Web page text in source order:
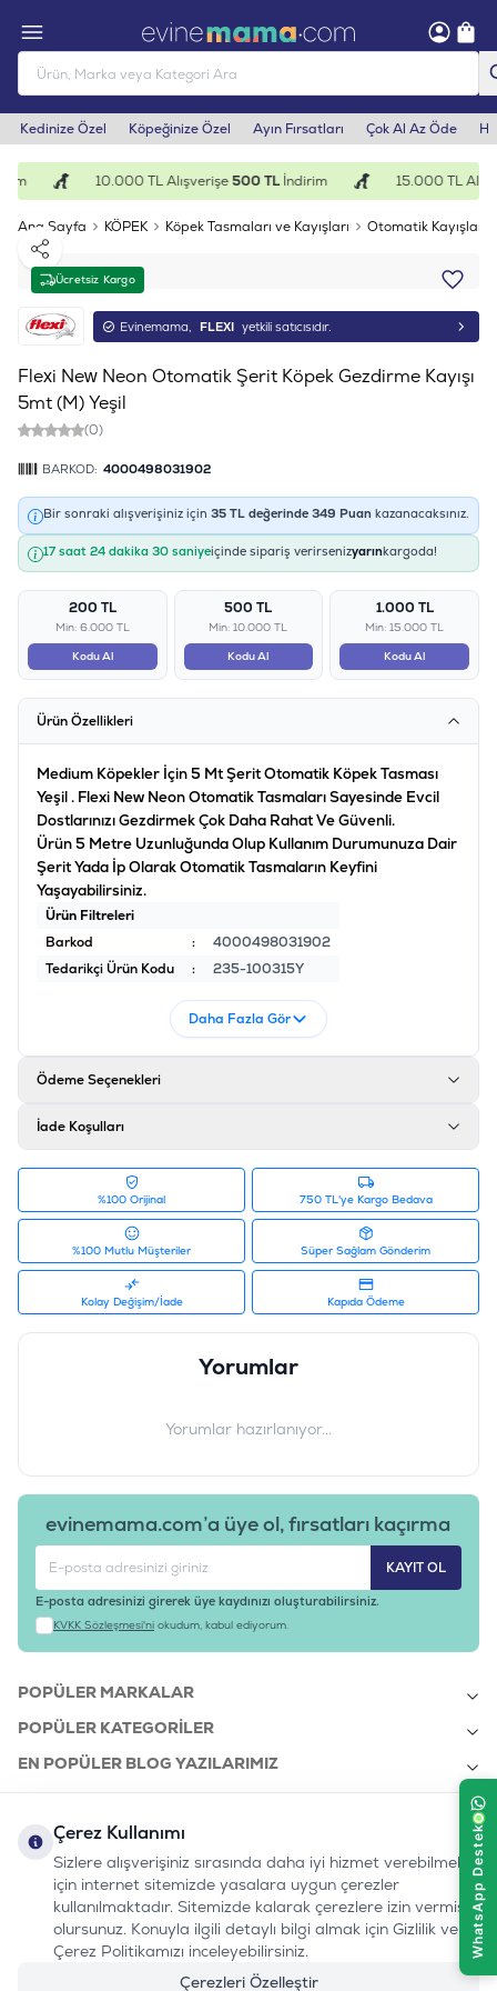
Kedinize Özel Köpeğinize Özel Ayın Fırsatları Çok Al Az Öde
10.000 TL Alışverişe500 TLİndirim 15.000 TL
Ana Sayfa KÖPEK Köpek Tasmaları ve Kayışları Otomatik Kayışlar
Ücretsiz Kargo
Paylaş
Evinemama, FLEXI yetkili satıcısıdır.
Flexi New Neon Otomatik Şerit Köpek Gezdirme Kayışı
5mt (M) Yeşil
(0)
BARKOD: 4000498031902
Bir sonraki alışverişiniz için 35 TL değerinde 349 Puan kazanacaksınız.
17 saat 24 dakika 29 saniyeiçinde sipariş verirsenizyarınkargoda!
200 TL
Min: 6.000 TL
Kodu Al
500 TL
Min: 10.000 TL
Kodu Al
1.000 TL
Min: 15.000 TL
Kodu Al
Ürün Özellikleri
Medium Köpekler İçin 5 Mt Şerit Otomatik Köpek Tasması
Yeşil . Flexi New Neon Otomatik Tasmaları Sayesinde Evcil
Dostlarınızı Gezdirmek Çok Daha Rahat Ve Güvenli.
Ürün 5 Metre Uzunluğunda Olup Kullanım Durumunuza Dair
Şerit Yada İp Olarak Otomatik Tasmaların Keyfini
Yaşayabilirsiniz.
Ürün Filtreleri
Barkod
:
4000498031902
Tedarikçi Ürün Kodu
: 235-100315Y
Daha Fazla Gör
Ödeme Seçenekleri
İade Koşulları
%100 Orijinal 750 TL'ye Kargo Bedava
%100 Mutlu Müşteriler Süper Sağlam Gönderim
Kolay Değişim/İade Kapıda Ödeme
Yorumlar
Yorumlar hazırlanıyor...
evinemama.com’a üye ol, fırsatları kaçırma
KAYIT OL
E-posta adresinizi girerek üye kaydınızı oluşturabilirsiniz.
KVKK Sözleşmesi'ni okudum, kabul ediyorum.
POPÜLER MARKALAR
POPÜLER KATEGORILER
EN POPÜLER BLOG YAZILARIMIZ
KURUMSAL
bizi takip edin:
Instagram
Youtube
TiktokFacebook
Linkedin
www.evinemama.com
0232 7000 212
%100 MUTLU
MÜŞTERI HATTI
Çerez Kullanımı
Sizlere alışverişiniz sırasında daha iyi hizmet verebilmek
için internet sitemizde yasalara uygun çerezler
kullanılmaktadır. Sitemizde kalarak çerezlere izin vermiş
olursunuz. Konuyla ilgili detaylı bilgi almak için Gizlilik ve
Çerez Politikamızı inceleyebilirsiniz.
Çerezleri Özelleştir